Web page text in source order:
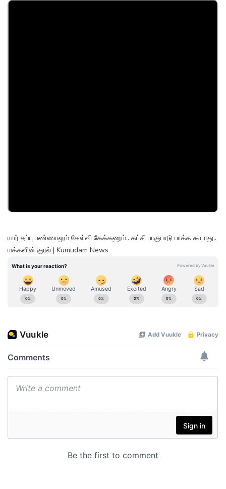
யார் தப்பு பண்ணாலும் கேள்வி கேக்கணும்.. கட்சி பாகுபாடு பாக்க கூடாது..
மக்களின் குரல் | Kumudam News